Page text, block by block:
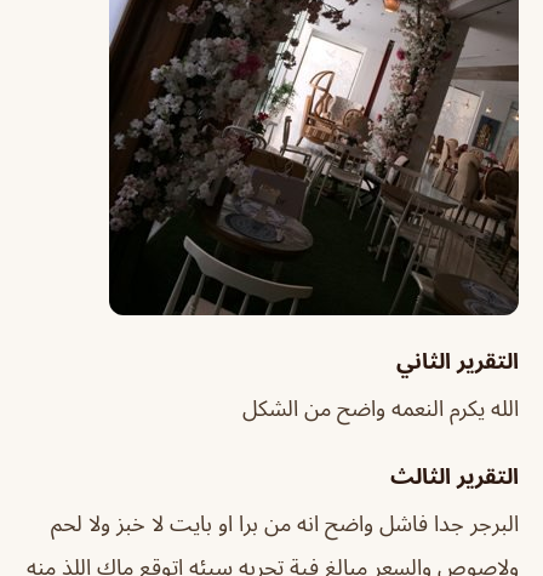
التقرير الثاني
الله يكرم النعمه واضح من الشكل
التقرير الثالث
البرجر جدا فاشل واضح انه من برا او بايت لا خبز ولا لحم
ولاصوص والسعر مبالغ فية تجربه سيئه اتوقع ماك اللذ منه